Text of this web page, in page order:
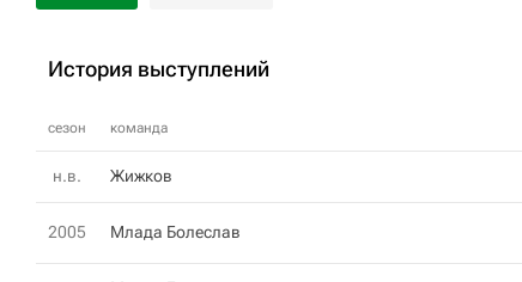
История выступлений
сезон команда
н.в. Жижков
2005 Млада Болеслав